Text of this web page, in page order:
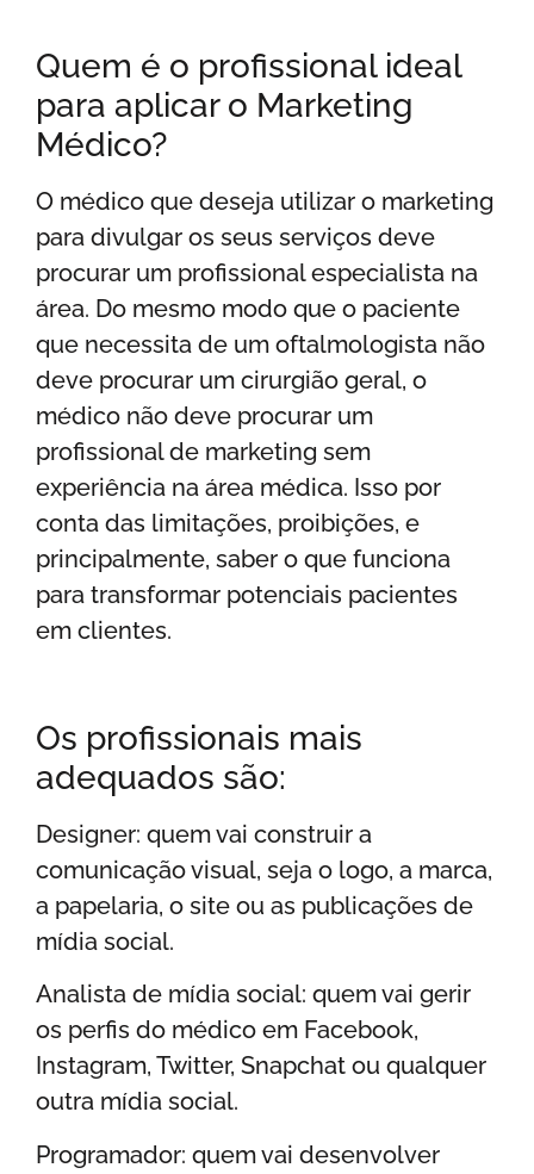
Quem é o profissional ideal
para aplicar o Marketing
Médico?
O médico que deseja utilizar o marketing
para divulgar os seus serviços deve
procurar um profissional especialista na
área. Do mesmo modo que o paciente
que necessita de um oftalmologista não
deve procurar um cirurgião geral, o
médico não deve procurar um
profissional de marketing sem
experiência na área médica. Isso por
conta das limitações, proibições, e
principalmente, saber o que funciona
para transformar potenciais pacientes
em clientes.
Os profissionais mais
adequados são:
Designer: quem vai construir a
comunicação visual, seja o logo, a marca,
a papelaria, o site ou as publicações de
mídia social.
Analista de mídia social: quem vai gerir
os perfis do médico em Facebook,
Instagram, Twitter, Snapchat ou qualquer
outra mídia social.
Programador: quem vai desenvolver